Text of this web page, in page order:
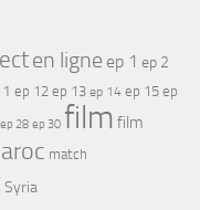
en ligne ep 1 ep 2
ep 12 ep 13 ep 14 ep 15 ep
ep 28 ep 30 film film
match
Syria